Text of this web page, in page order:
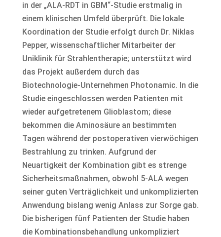
in der „ALA-RDT in GBM“-Studie erstmalig in
einem klinischen Umfeld überprüft. Die lokale
Koordination der Studie erfolgt durch Dr. Niklas
Pepper, wissenschaftlicher Mitarbeiter der
Uniklinik für Strahlentherapie; unterstützt wird
das Projekt außerdem durch das
Biotechnologie-Unternehmen Photonamic. In die
Studie eingeschlossen werden Patienten mit
wieder aufgetretenem Glioblastom; diese
bekommen die Aminosäure an bestimmten
Tagen während der postoperativen vierwöchigen
Bestrahlung zu trinken. Aufgrund der
Neuartigkeit der Kombination gibt es strenge
Sicherheitsmaßnahmen, obwohl 5-ALA wegen
seiner guten Verträglichkeit und unkomplizierten
Anwendung bislang wenig Anlass zur Sorge gab.
Die bisherigen fünf Patienten der Studie haben
die Kombinationsbehandlung unkompliziert